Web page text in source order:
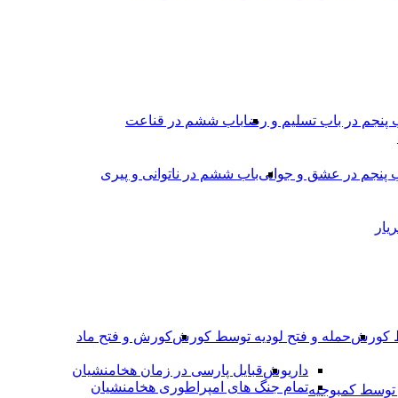
پنجم در باب تسلیم و رضاباب ششم در قناعت
پنجم در عشق و جوانىباب ششم در ناتوانى و پیرى
کورشحمله و فتح لودیه توسط کورشکورش و فتح ماد
کمبوجیه
داریوشقبایل پارسی در زمان هخامنشیان
تمام جنگ های امپراطوری هخامنشیان